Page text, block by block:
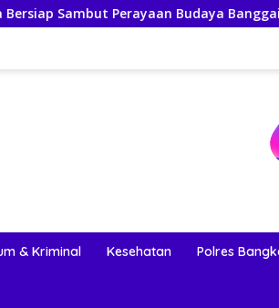
Budaya Banggai Kepulauan
& Kriminal Kesehatan Polres